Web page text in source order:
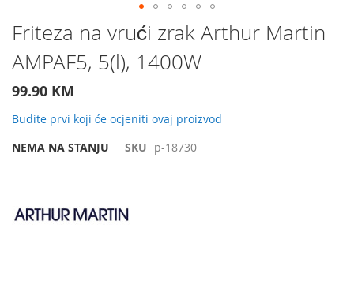
Preskočite
na
početak
galerije
slika
Friteza na vrući zrak Arthur Martin
AMPAF5, 5(l), 1400W
99.90 KM
Budite prvi koji će ocjeniti ovaj proizvod
NEMA NA STANJU
SKU p-18730